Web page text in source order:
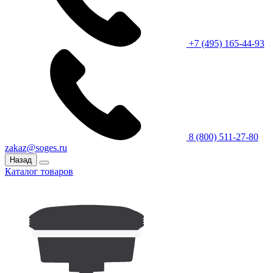
+7 (495) 165-44-93
8 (800) 511-27-80
zakaz@soges.ru
Назад
Каталог товаров